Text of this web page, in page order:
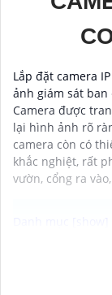
Lắp đặt camera
ảnh giám sát ban
Camera được
lại hình ảnh rõ
camera còn có
khắc nghiệt, rất
vườn, cổng ra
Camera ống
lựa chọn lý